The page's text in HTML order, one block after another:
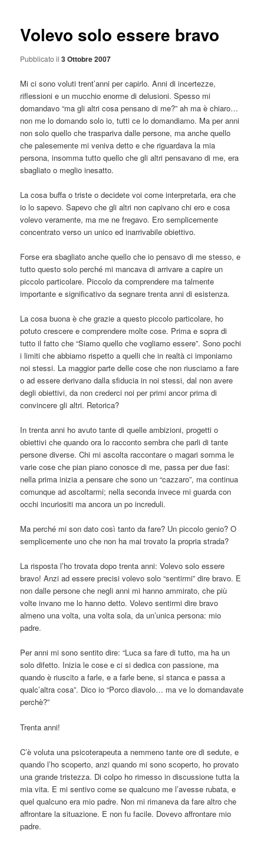
Volevo solo essere bravo
Pubblicato il3 Ottobre 2007
Mi ci sono voluti trent’anni per capirlo. Anni di incertezze,
riflessioni e un mucchio enorme di delusioni. Spesso mi
domandavo “ma gli altri cosa pensano di me?” ah ma è chiaro…
non me lo domando solo io, tutti ce lo domandiamo. Ma per anni
non solo quello che traspariva dalle persone, ma anche quello
che palesemente mi veniva detto e che riguardava la mia
persona, insomma tutto quello che gli altri pensavano di me, era
sbagliato o meglio inesatto.
La cosa buffa o triste o decidete voi come interpretarla, era che
io lo sapevo. Sapevo che gli altri non capivano chi ero e cosa
volevo veramente, ma me ne fregavo. Ero semplicemente
concentrato verso un unico ed inarrivabile obiettivo.
Forse era sbagliato anche quello che io pensavo di me stesso, e
tutto questo solo perché mi mancava di arrivare a capire un
piccolo particolare. Piccolo da comprendere ma talmente
importante e significativo da segnare trenta anni di esistenza.
La cosa buona è che grazie a questo piccolo particolare, ho
potuto crescere e comprendere molte cose. Prima e sopra di
tutto il fatto che “Siamo quello che vogliamo essere”. Sono pochi
i limiti che abbiamo rispetto a quelli che in realtà ci imponiamo
noi stessi. La maggior parte delle cose che non riusciamo a fare
o ad essere derivano dalla sfiducia in noi stessi, dal non avere
degli obiettivi, da non crederci noi per primi ancor prima di
convincere gli altri. Retorica?
In trenta anni ho avuto tante di quelle ambizioni, progetti o
obiettivi che quando ora lo racconto sembra che parli di tante
persone diverse. Chi mi ascolta raccontare o magari somma le
varie cose che pian piano conosce di me, passa per due fasi:
nella prima inizia a pensare che sono un “cazzaro”, ma continua
comunque ad ascoltarmi; nella seconda invece mi guarda con
occhi incuriositi ma ancora un po increduli.
Ma perché mi son dato così tanto da fare? Un piccolo genio? O
semplicemente uno che non ha mai trovato la propria strada?
La risposta l’ho trovata dopo trenta anni: Volevo solo essere
bravo! Anzi ad essere precisi volevo solo “sentirmi” dire bravo. E
non dalle persone che negli anni mi hanno ammirato, che più
volte invano me lo hanno detto. Volevo sentirmi dire bravo
almeno una volta, una volta sola, da un’unica persona: mio
padre.
Per anni mi sono sentito dire: “Luca sa fare di tutto, ma ha un
solo difetto. Inizia le cose e ci si dedica con passione, ma
quando è riuscito a farle, e a farle bene, si stanca e passa a
qualc’altra cosa”. Dico io “Porco diavolo… ma ve lo domandavate
perchè?”
Trenta anni!
C’è voluta una psicoterapeuta a nemmeno tante ore di sedute, e
quando l’ho scoperto, anzi quando mi sono scoperto, ho provato
una grande tristezza. Di colpo ho rimesso in discussione tutta la
mia vita. E mi sentivo come se qualcuno me l’avesse rubata, e
quel qualcuno era mio padre. Non mi rimaneva da fare altro che
affrontare la situazione. E non fu facile. Dovevo affrontare mio
padre.